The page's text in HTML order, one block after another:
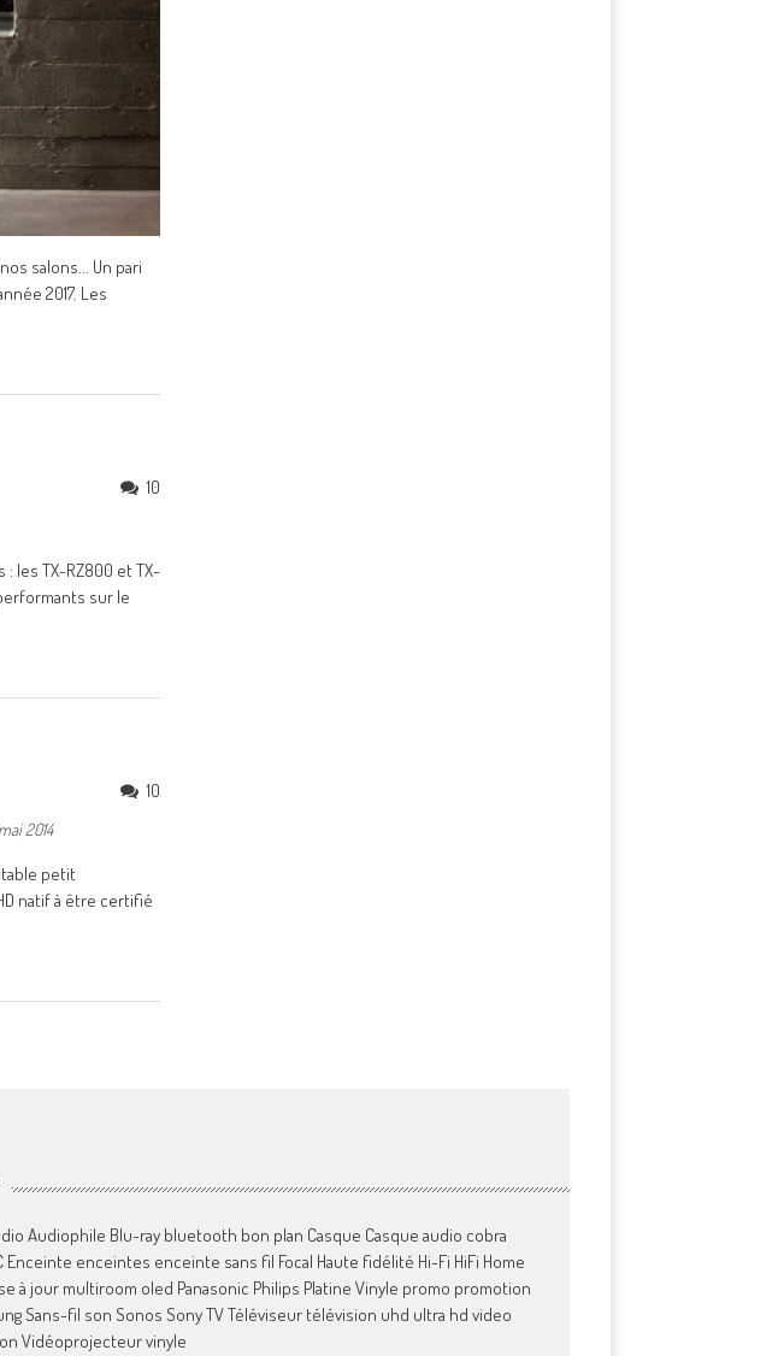
salons... Un pari
2017. Les
10
les TX-RZ800 et TX-
sur le
2014
10
petit
natif à être certifié
Audiophile Blu-ray bluetooth bon plan Casque Casque audio cobra
Enceinte enceintes enceinte sans fil Focal Haute fidélité Hi-Fi HiFi Home
à jour multiroom oled Panasonic Philips Platine Vinyle promo promotion
Sans-fil son Sonos SonyTVTéléviseur télévision uhd ultra hd video
Vidéoprojecteurvinyle